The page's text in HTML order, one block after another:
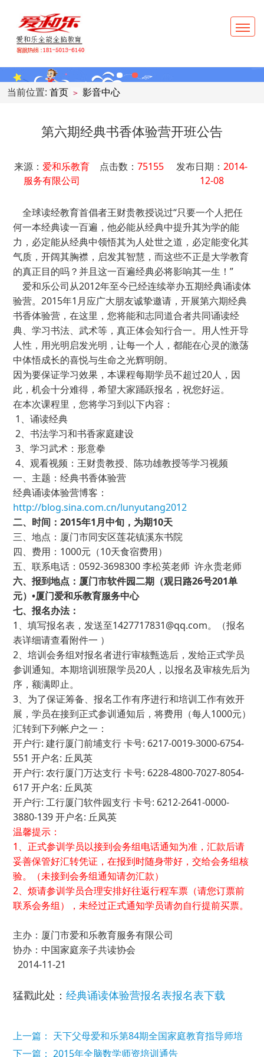
当前位置: 首页 > 影音中心
第六期经典书香体验营开班公告
来源： 爱和乐教育
服务有限公司
点击数：75155 发布日期：2014-
12-08
全球读经教育首倡者王财贵教授说过“只要一个人把任
何一本经典读一百遍，他必能从经典中提升其为学的能
力，必定能从经典中领悟其为人处世之道，必定能变化其
气质，开阔其胸襟，启发其智慧，而这些不正是大学教育
的真正目的吗？并且这一百遍经典必将影响其一生！”
爱和乐公司从2012年至今已经连续举办五期经典诵读体
验营。2015年1月应广大朋友诚挚邀请，开展第六期经典
书香体验营，在这里，您将能和志同道合者共同诵读经
典、学习书法、武术等，真正体会知行合一。用人性开导
人性，用光明启发光明，让每一个人，都能在心灵的激荡
中体悟成长的喜悦与生命之光辉明朗。
因为要保证学习效果，本课程每期学员不超过20人，因
此，机会十分难得，希望大家踊跃报名，祝您好运。
在本次课程里，您将学习到以下内容：
1、诵读经典
2、书法学习和书香家庭建设
3、学习武术：形意拳
4、观看视频：王财贵教授、陈功雄教授等学习视频
一、主题：经典书香体验营
经典诵读体验营博客：
http://blog.sina.com.cn/lunyutang2012
二、时间： 2015年1月中旬，为期10天
三、地点：厦门市同安区莲花镇溪东书院
四、费用：1000元（10天食宿费用）
五、联系电话：0592-3698300 李松英老师 许永贵老师
六、报到地点：厦门市软件园二期（观日路26号201单
元）•厦门爱和乐教育服务中心
七、报名办法：
1、填写报名表，发送至1427717831@qq.com。（报名
表详细请查看附件一 ）
2、培训会务组对报名者进行审核甄选后，发给正式学员
参训通知。本期培训班限学员20人，以报名及审核先后为
序，额满即止。
3、为了保证筹备、报名工作有序进行和培训工作有效开
展，学员在接到正式参训通知后，将费用（每人1000元）
汇转到下列帐户之一：
开户行: 建行厦门前埔支行 卡号: 6217-0019-3000-6754-
551 开户名: 丘凤英
开户行: 农行厦门万达支行 卡号: 6228-4800-7027-8054-
617 开户名: 丘凤英
开户行: 工行厦门软件园支行 卡号: 6212-2641-0000-
3880-139 开户名: 丘凤英
温馨提示：
1、正式参训学员以接到会务组电话通知为准，汇款后请
妥善保管好汇转凭证，在报到时随身带好，交给会务组核
验。（未接到会务组通知请勿汇款）
2、烦请参训学员合理安排好往返行程车票（请您订票前
联系会务组），未经过正式通知学员请勿自行提前买票。
主办：厦门市爱和乐教育服务有限公司
协办：中国家庭亲子共读协会
2014-11-21
猛戳此处： 经典诵读体验营报名表报名表下载
上一篇： 天下父母爱和乐第84期全国家庭教育指导师培
训班
下一篇： 2015年全脑数学师资培训通告